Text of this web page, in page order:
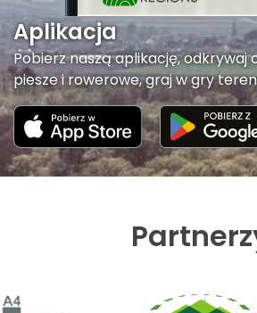
Aplikacja
Pobierz naszą aplikację, odkrywaj
piesze i rowerowe, graj w gry